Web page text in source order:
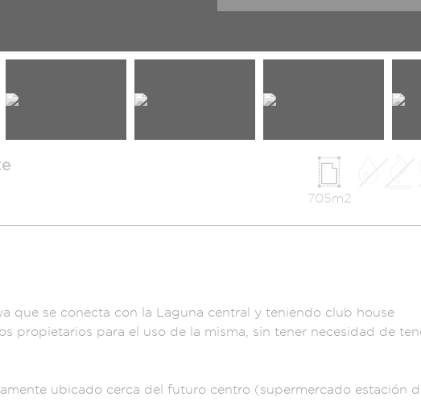
705m2
que se conecta con la Laguna central y teniendo club house
propietarios para el uso de la misma, sin tener necesidad de
ubicado cerca del futuro centro (supermercado estación